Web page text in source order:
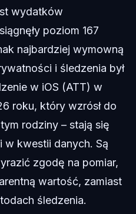
wydatków
poziom 167
najbardziej wymowną
i śledzenia był
w iOS (ATT) w
roku, który wzrósł do
rodziny – stają się
w kwestii danych. Są
zgodę na pomiar,
wartość, zamiast
śledzenia.